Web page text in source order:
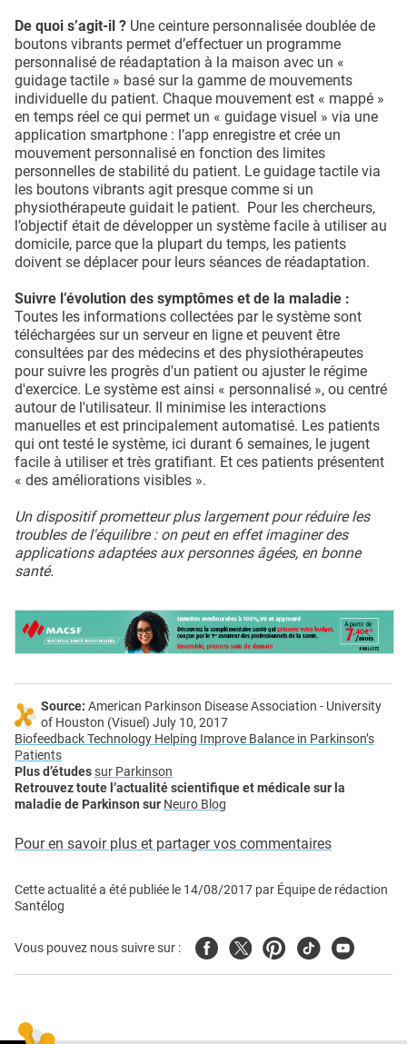
De quoi s’agit-il ? Une ceinture personnalisée doublée de
boutons vibrants permet d’effectuer un programme
personnalisé de réadaptation à la maison avec un «
guidage tactile » basé sur la gamme de mouvements
individuelle du patient. Chaque mouvement est « mappé »
en temps réel ce qui permet un « guidage visuel » via une
application smartphone : l’app enregistre et crée un
mouvement personnalisé en fonction des limites
personnelles de stabilité du patient. Le guidage tactile via
les boutons vibrants agit presque comme si un
physiothérapeute guidait le patient. Pour les chercheurs,
l’objectif était de développer un système facile à utiliser au
domicile, parce que la plupart du temps, les patients
doivent se déplacer pour leurs séances de réadaptation.
Suivre l’évolution des symptômes et de la maladie :
Toutes les informations collectées par le système sont
téléchargées sur un serveur en ligne et peuvent être
consultées par des médecins et des physiothérapeutes
pour suivre les progrès d'un patient ou ajuster le régime
d'exercice. Le système est ainsi « personnalisé », ou centré
autour de l'utilisateur. Il minimise les interactions
manuelles et est principalement automatisé. Les patients
qui ont testé le système, ici durant 6 semaines, le jugent
facile à utiliser et très gratifiant. Et ces patients présentent
« des améliorations visibles ».
Un dispositif prometteur plus largement pour réduire les
troubles de l'équilibre : on peut en effet imaginer des
applications adaptées aux personnes âgées, en bonne
santé.
Source: American Parkinson Disease Association - University
of Houston (Visuel) July 10, 2017
Biofeedback Technology Helping Improve Balance in Parkinson’s
Patients
Plus d’étudessur Parkinson
Retrouvez toute l’actualité scientifique et médicale sur la
maladie de Parkinson sur Neuro Blog
Pour en savoir plus et partager vos commentaires
Cette actualité a été publiée le 14/08/2017 par Équipe de rédaction
Santélog
Vous pouvez nous suivre sur : FacebookTwitterPinterest
TiktokYoutube